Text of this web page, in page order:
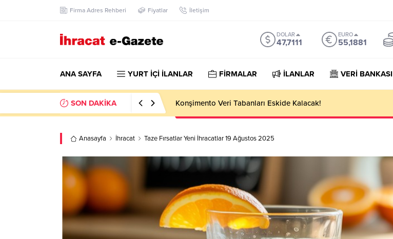
Firma Adres Rehberi Fiyatlar İletişim
DOLAR
47,7111
EURO
55,1881
ANA SAYFA YURT İÇİ İLANLAR FİRMALAR İLANLAR VERİ BANKASI
SON DAKİKA Hotel Towel Importer Companies Lists
Anasayfa İhracat Taze Fırsatlar Yeni İhracatlar 19 Ağustos 2025